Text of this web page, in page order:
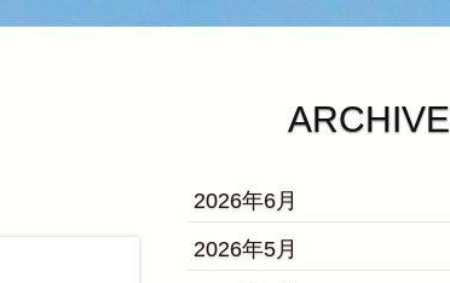
ARCHIVE
2026年6月
2026年5月